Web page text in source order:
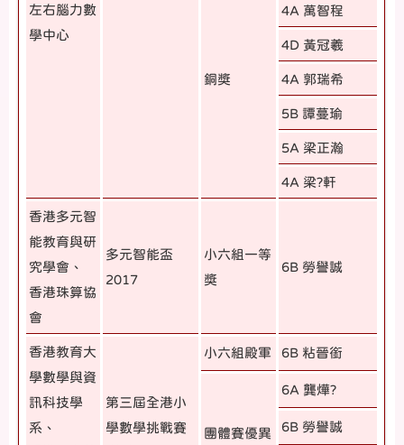
左右腦力數
學中心
銅獎
4A 萬智程
4D 黃冠羲
4A 郭瑞希
5B 譚蔓瑜
5A 梁正瀚
4A 梁?軒
香港多元智
能教育與研
究學會、
香港珠算協
會
多元智能盃
2017
小六組一等
獎
6B 勞譽誠
香港教育大
學數學與資
訊科技學
系、
第三屆全港小
學數學挑戰賽
小六組殿軍 6B 粘晉銜
團體賽優異
6A 龔燁?
6B 勞譽誠